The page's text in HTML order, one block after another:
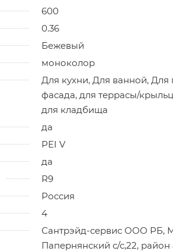
600
0.36
Бежевый
моноколор
Для кухни, Для ванной, Для
фасада, для террасы/
для кладбища
да
PEI V
да
R9
Россия
4
Сантрэйд-сервис ООО РБ,
Папернянский с/с,22,